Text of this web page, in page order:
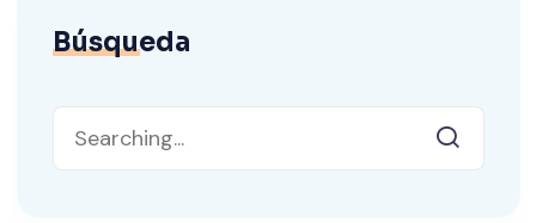
Búsqueda